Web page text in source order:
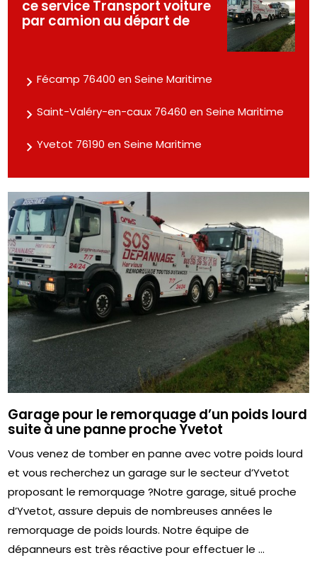
ce service Transport voiture
par camion au départ de
Fécamp 76400 en Seine Maritime
Saint-Valéry-en-caux 76460 en Seine Maritime
Yvetot 76190 en Seine Maritime
Garage pour le remorquage d’un poids lourd
suite à une panne proche Yvetot
Vous venez de tomber en panne avec votre poids lourd
et vous recherchez un garage sur le secteur d’Yvetot
proposant le remorquage ?Notre garage, situé proche
d’Yvetot, assure depuis de nombreuses années le
remorquage de poids lourds. Notre équipe de
dépanneurs est très réactive pour effectuer le ...